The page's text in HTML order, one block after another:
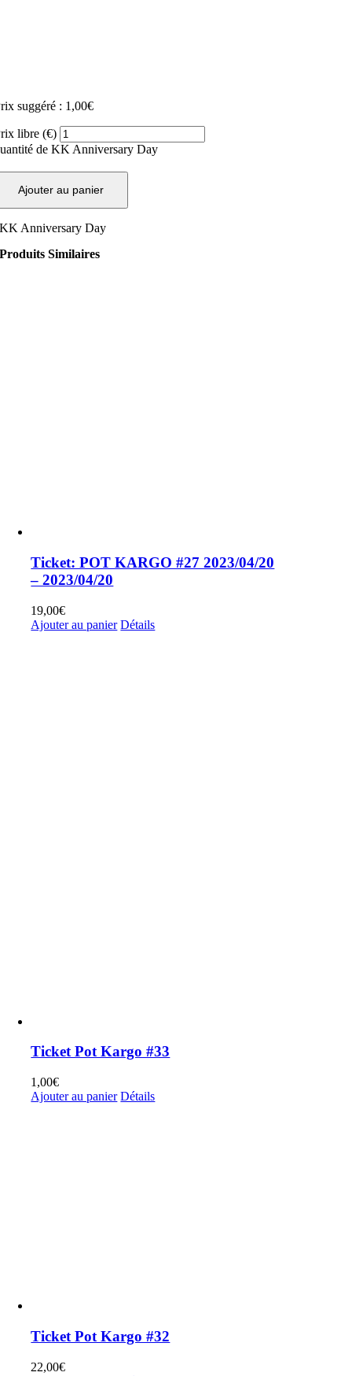
suggéré : 1,00€
libre (€)
de KK Anniversary Day
Ajouter au panier
KK Anniversary Day
Produits Similaires
Ticket: POT KARGO #27 2023/04/20
– 2023/04/20
19,00€
Ajouter au panier Détails
Ticket Pot Kargo #33
1,00€
Ajouter au panier Détails
Ticket Pot Kargo #32
22,00€